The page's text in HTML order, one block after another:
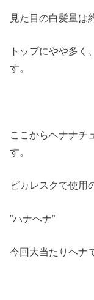
見た目の白髪量は
トップにやや多く
す。
ここからヘナナチ
す。
ピカレスクで使用
”ハナヘナ”
今回大当たりヘナ